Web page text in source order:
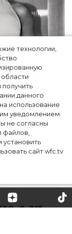
технологии,
получить
данного
использование
уведомлением
не согласны
файлов,
сайт wfc.tv
лебедя на
для